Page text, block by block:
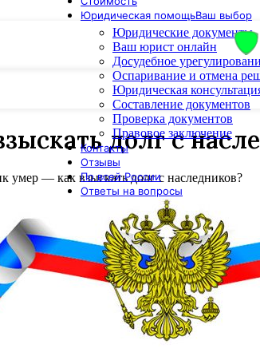
Юридическая помощьВаш выбор
Юридические документы
Ваш юрист онлайн
Досудебное
Оспаривание и отмена
Юридическая
Составление документов
Проверка документов
Правовое заключение
Контакты
Отзывы
По всей России
Ответы на вопросы
долг с
умер — как взыскать долг с наследников?